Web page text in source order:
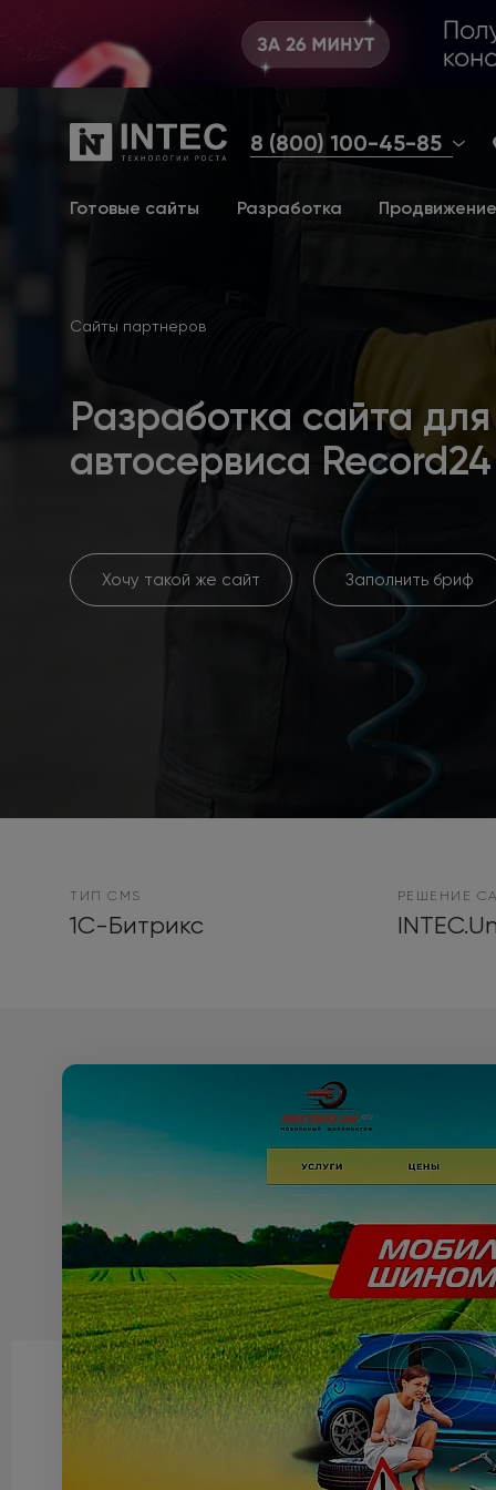
8 (800) 100-45-85
Готовые сайты Разработка Продвижение
Сайты партнеров
Разработка сайта для
автосервиса Record24
Хочу такой же сайт Заполнить бриф
ТИП CMS
1С-Битрикс
РЕШЕНИЕ